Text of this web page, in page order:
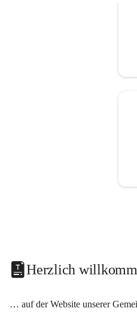
Herzlich
… auf der Website unserer